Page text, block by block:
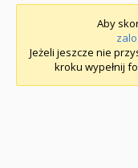
Aby
Jeżeli jeszcze nie
kroku wypełnij